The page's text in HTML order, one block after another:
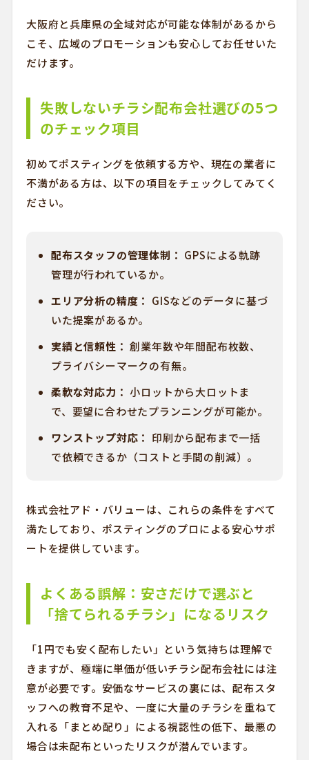
大阪府と兵庫県の全域対応が可能な体制があるから
こそ、広域のプロモーションも安心してお任せいた
だけます。
失敗しないチラシ配布会社選びの5つ
のチェック項目
初めてポスティングを依頼する方や、現在の業者に
不満がある方は、以下の項目をチェックしてみてく
ださい。
配布スタッフの管理体制： GPSによる軌跡
管理が行われているか。
エリア分析の精度： GISなどのデータに基づ
いた提案があるか。
実績と信頼性： 創業年数や年間配布枚数、
プライバシーマークの有無。
柔軟な対応力： 小ロットから大ロットま
で、要望に合わせたプランニングが可能か。
ワンストップ対応： 印刷から配布まで一括
で依頼できるか（コストと手間の削減）。
株式会社アド・バリューは、これらの条件をすべて
満たしており、ポスティングのプロによる安心サポ
ートを提供しています。
よくある誤解：安さだけで選ぶと
「捨てられるチラシ」になるリスク
「1円でも安く配布したい」という気持ちは理解で
きますが、極端に単価が低いチラシ配布会社には注
意が必要です。安価なサービスの裏には、配布スタ
ッフへの教育不足や、一度に大量のチラシを重ねて
入れる「まとめ配り」による視認性の低下、最悪の
場合は未配布といったリスクが潜んでいます。